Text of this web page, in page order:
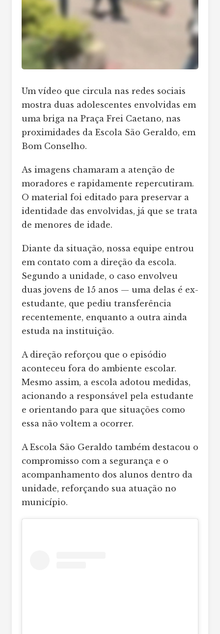
Um vídeo que circula nas redes sociais
mostra duas adolescentes envolvidas em
uma briga na Praça Frei Caetano, nas
proximidades da Escola São Geraldo, em
Bom Conselho.
As imagens chamaram a atenção de
moradores e rapidamente repercutiram.
O material foi editado para preservar a
identidade das envolvidas, já que se trata
de menores de idade.
Diante da situação, nossa equipe entrou
em contato com a direção da escola.
Segundo a unidade, o caso envolveu
duas jovens de 15 anos — uma delas é ex-
estudante, que pediu transferência
recentemente, enquanto a outra ainda
estuda na instituição.
A direção reforçou que o episódio
aconteceu fora do ambiente escolar.
Mesmo assim, a escola adotou medidas,
acionando a responsável pela estudante
e orientando para que situações como
essa não voltem a ocorrer.
A Escola São Geraldo também destacou o
compromisso com a segurança e o
acompanhamento dos alunos dentro da
unidade, reforçando sua atuação no
município.